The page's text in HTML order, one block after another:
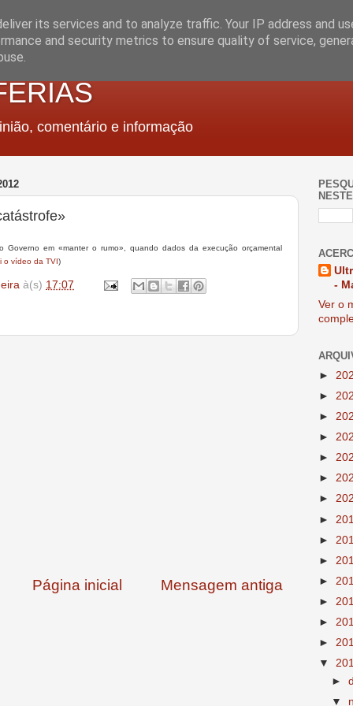
comentário e informação
Governo em «manter o rumo», quando dados da execução orçamental
o vídeo da TVI)
à(s) 17:07
Mensagem antiga
Página inicial
-
Ver o
►
►
►
►
►
►
►
►
►
►
►
►
►
►
▼
►
▼
its services and to analyze traffic. Your IP address and
and security metrics to ensure quality of service,